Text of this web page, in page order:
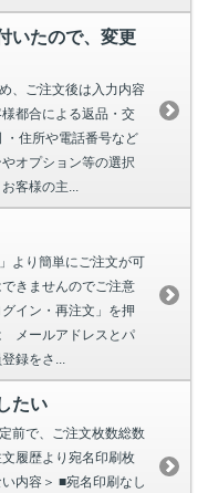
いたので、変更
、ご注文後は入力内容
都合による返品・交
・住所や電話番号など
オプション等の選択
客様の主...
より簡単にご注文が可
きませんのでご注意
イン・再注文」を押
メールアドレスとパ
録をさ...
たい
前で、ご注文枚数総数
履歴より宛名印刷枚
内容＞ ■宛名印刷なし